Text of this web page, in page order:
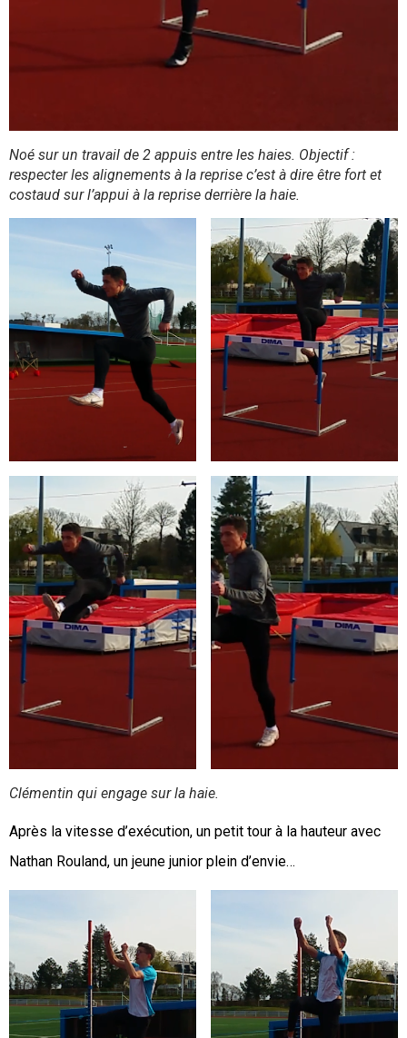
Noé sur un travail de 2 appuis entre les haies. Objectif :
respecter les alignements à la reprise c’est à dire être fort et
costaud sur l’appui à la reprise derrière la haie.
Clémentin qui engage sur la haie.
Après la vitesse d’exécution, un petit tour à la hauteur avec
Nathan Rouland, un jeune junior plein d’envie…